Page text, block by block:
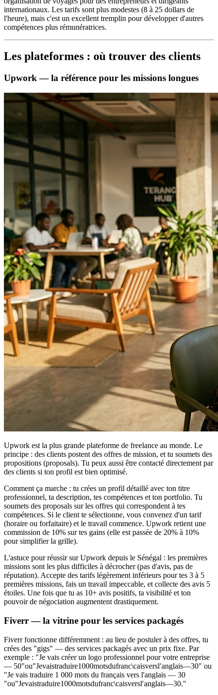
internationaux. Les tarifs sont plus modestes (8 à 25 dollars de
l'heure), mais c'est un excellent tremplin pour développer d'autres
compétences plus rémunératrices.
Les plateformes : où trouver des clients
Upwork — la référence pour les missions longues
Upwork est la plus grande plateforme de freelance au monde. Le
principe : des clients postent des offres de mission, et tu soumets des
propositions (proposals). Tu peux aussi être contacté directement par
des clients si ton profil est bien optimisé.
Comment ça marche : tu crées un profil détaillé avec ton titre
professionnel, ta description, tes compétences et ton portfolio. Tu
soumets des proposals sur les offres qui correspondent à tes
compétences. Si le client te sélectionne, vous convenez d'un tarif
(horaire ou forfaitaire) et le travail commence. Upwork retient une
commission de 10% sur tes gains (elle est passée de 20% à 10%
pour simplifier la grille).
L'astuce pour réussir sur Upwork depuis le Sénégal : les premières
missions sont les plus difficiles à décrocher (pas d'avis, pas de
réputation). Accepte des tarifs légèrement inférieurs pour tes 3 à 5
premières missions, fais un travail impeccable, et collecte des avis 5
étoiles. Une fois que tu as 10+ avis positifs, ta visibilité et ton
pouvoir de négociation augmentent drastiquement.
Fiverr — la vitrine pour les services packagés
Fiverr fonctionne différemment : au lieu de postuler à des offres, tu
crées des "gigs" — des services packagés avec un prix fixe. Par
exemple : "Je vais créer un logo professionnel pour votre entreprise
— 50"ou"Jevaistraduire1000motsdufranc\caisversl′anglais—30" ou
"Je vais traduire 1 000 mots du français vers l'anglais — 30
"ou"Jevaistraduire1000motsdufranc\caisversl′anglais—30."